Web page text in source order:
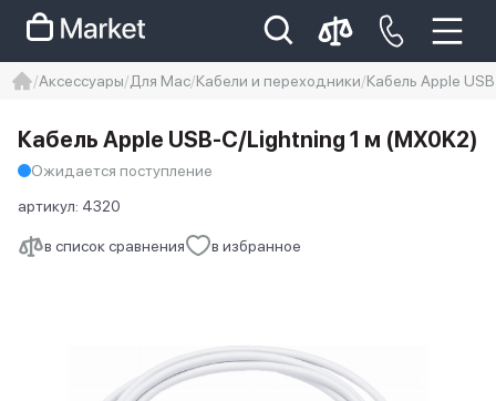
Iphone 14 pro max
айфон 14
Аксессуары Для Mac Кабели и переходники Кабель Apple
в список сравнения в избранное
Кабель Apple USB‑C/Lightning 1 м (MX0K2)
Ожидается поступление
артикул: 4320